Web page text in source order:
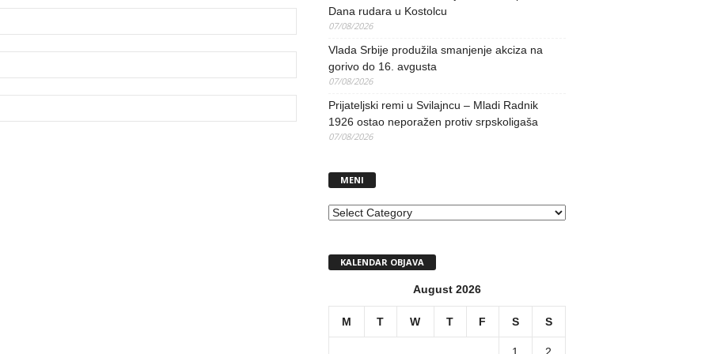
Dana rudara u Kostolcu
07/08/2026
Vlada Srbije produžila smanjenje akciza na
gorivo do 16. avgusta
07/08/2026
Prijateljski remi u Svilajncu – Mladi Radnik
1926 ostao neporažen protiv srpskoligaša
07/08/2026
MENI
MENI
KALENDAR OBJAVA
August 2026
M T W T F S S
1 2